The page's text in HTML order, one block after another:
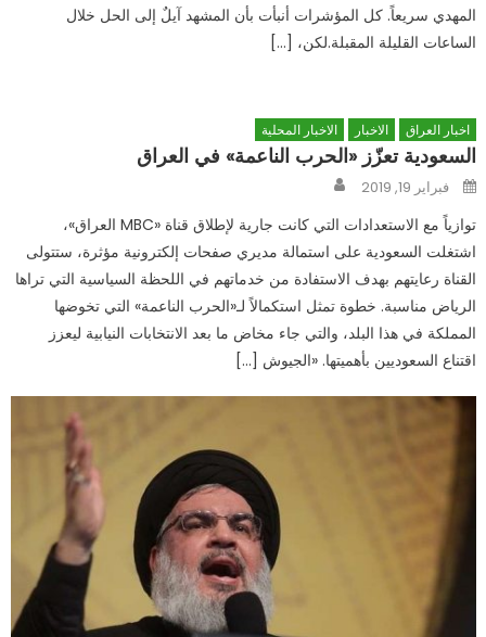
المهدي سريعاً. كل المؤشرات أنبأت بأن المشهد آيلٌ إلى الحل خلال
الساعات القليلة المقبلة.لكن، […]
اخبار العراق الاخبار الاخبار المحلية
السعودية تعزّز «الحرب الناعمة» في العراق
Posted
onفبراير 19, 2019
توازياً مع الاستعدادات التي كانت جارية لإطلاق قناة «MBC العراق»،
اشتغلت السعودية على استمالة مديري صفحات إلكترونية مؤثرة، ستتولى
القناة رعايتهم بهدف الاستفادة من خدماتهم في اللحظة السياسية التي تراها
الرياض مناسبة. خطوة تمثل استكمالاً لـ«الحرب الناعمة» التي تخوضها
المملكة في هذا البلد، والتي جاء مخاض ما بعد الانتخابات النيابية ليعزز
اقتناع السعوديين بأهميتها. «الجيوش […]